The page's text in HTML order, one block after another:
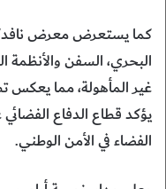
كما يستعرض معرض
البحري، السفن والأنظمة
غير المأهولة، مما يعكس
يؤكد قطاع الدفاع الفضائي
الفضاء في الأمن الوطني.